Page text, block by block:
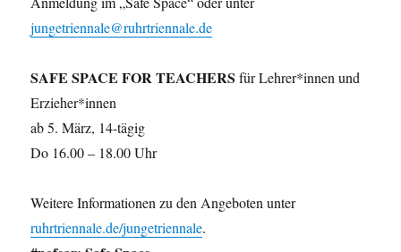
jungetriennale@ruhrtriennale.de
SAFE SPACE FOR TEACHERSfür Lehrer*innen und
Erzieher*innen
ab 5. März, 14-tägig
Do 16.00 – 18.00 Uhr
Weitere Informationen zu den Angeboten unter
ruhrtriennale.de/jungetriennale.